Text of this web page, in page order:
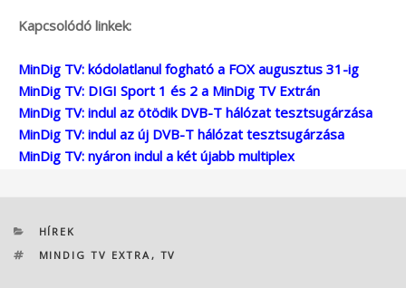
Kapcsolódó linkek:
MinDig TV: kódolatlanul fogható a FOX augusztus 31-ig
MinDig TV: DIGI Sport 1 és 2 a MinDig TV Extrán
MinDig TV: indul az ötödik DVB-T hálózat tesztsugárzása
MinDig TV: indul az új DVB-T hálózat tesztsugárzása
MinDig TV: nyáron indul a két újabb multiplex
KATEGÓRIÁK
HÍREK
CÍMKÉK
MINDIG TV EXTRA, TV